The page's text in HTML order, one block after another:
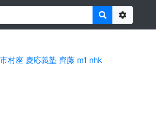
Options
市村座 慶応義塾 齊藤 m1 nhk